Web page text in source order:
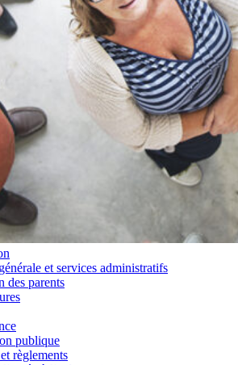
et services administratifs
des parents
publique
règlements